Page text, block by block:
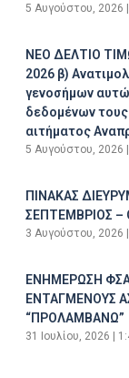
5 Αυγούστου, 2026
ΝΕΟ ΔΕΛΤΙΟ
2026 β)
γενοσήμων
δεδομένων
αιτήματος
5 Αυγούστου, 2026
ΠΙΝΑΚΑΣ
ΣΕΠΤΕΜΒΡΙΟΣ –
3 Αυγούστου, 2026
ΕΝΗΜΕΡΩΣΗ
ΕΝΤΑΓΜΕΝΟΥΣ
“ΠΡΟΛΑΜΒΑΝΩ”
31 Ιουλίου, 2026